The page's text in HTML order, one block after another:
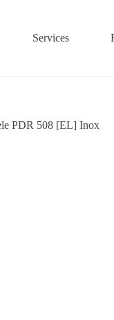
Services
PDR 508 [EL] Inox